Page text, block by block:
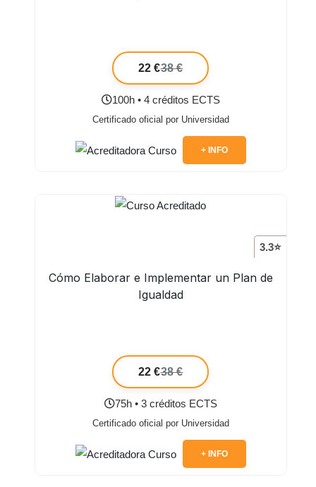
22 €38 €
100h • 4 créditos ECTS
Certificado oficial por Universidad
+ INFO
3.3⭐
Cómo Elaborar e Implementar un Plan de
Igualdad
22 €38 €
75h • 3 créditos ECTS
Certificado oficial por Universidad
+ INFO